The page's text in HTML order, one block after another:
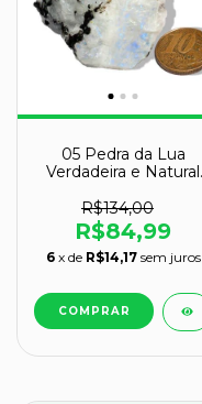
05 Pedra da Lua
Verdadeira e Natural
B
R$134,00
R$84,99
6 x de R$14,17 sem juros